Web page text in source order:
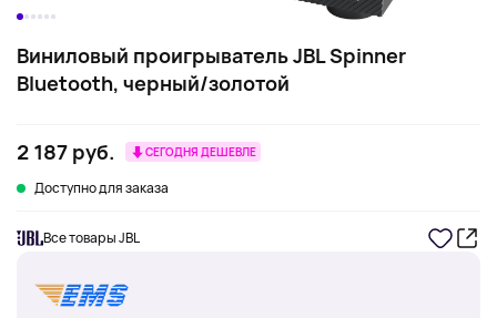
Виниловый проигрыватель JBL Spinner
Bluetooth, черный/золотой
2 187 руб. СЕГОДНЯ ДЕШЕВЛЕ
Доступно для заказа
Все товары JBL